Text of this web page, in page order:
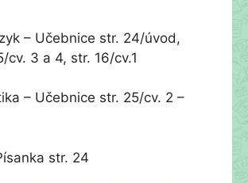
– Učebnice str. 24/úvod,
cv. 3 a 4, str. 16/cv.1
– Učebnice str. 25/cv. 2 –
str. 24